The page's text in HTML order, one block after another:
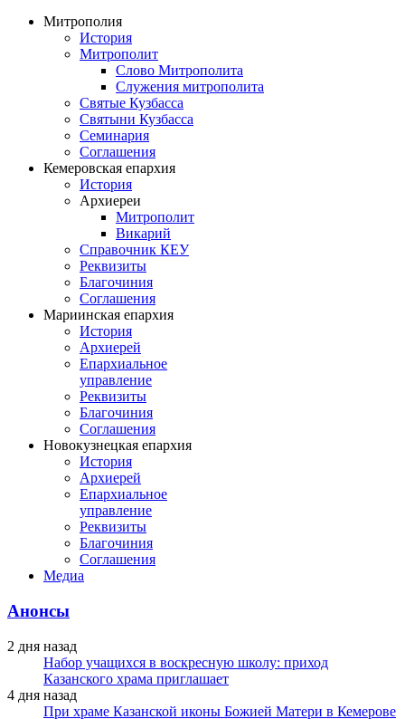
Митрополия
История
Митрополит
Слово Митрополита
Служения митрополита
Святые Кузбасса
Святыни Кузбасса
Семинария
Соглашения
Кемеровская епархия
История
Архиереи
Митрополит
Викарий
Справочник КЕУ
Реквизиты
Благочиния
Соглашения
Мариинская епархия
История
Архиерей
Епархиальное
управление
Реквизиты
Благочиния
Соглашения
Новокузнецкая епархия
История
Архиерей
Епархиальное
управление
Реквизиты
Благочиния
Соглашения
Медиа
Анонсы
2 дня назад
Набор учащихся в воскресную школу: приход
Казанского храма приглашает
4 дня назад
При храме Казанской иконы Божией Матери в Кемерове